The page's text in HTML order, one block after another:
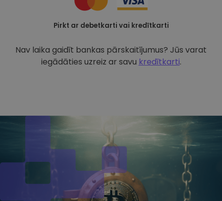
Pirkt ar debetkarti vai kredītkarti
Nav laika gaidīt bankas pārskaitījumus? Jūs varat
iegādāties uzreiz ar savu kredītkarti.